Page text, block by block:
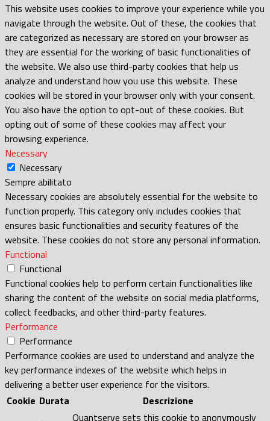
This website uses cookies to improve your experience while you
navigate through the website. Out of these, the cookies that
are categorized as necessary are stored on your browser as
they are essential for the working of basic functionalities of
the website. We also use third-party cookies that help us
analyze and understand how you use this website. These
cookies will be stored in your browser only with your consent.
You also have the option to opt-out of these cookies. But
opting out of some of these cookies may affect your
browsing experience.
Necessary
Necessary
Sempre abilitato
Necessary cookies are absolutely essential for the website to
function properly. This category only includes cookies that
ensures basic functionalities and security features of the
website. These cookies do not store any personal information.
Functional
Functional
Functional cookies help to perform certain functionalities like
sharing the content of the website on social media platforms,
collect feedbacks, and other third-party features.
Performance
Performance
Performance cookies are used to understand and analyze the
key performance indexes of the website which helps in
delivering a better user experience for the visitors.
Cookie Durata Descrizione
Quantserve sets this cookie to anonymously